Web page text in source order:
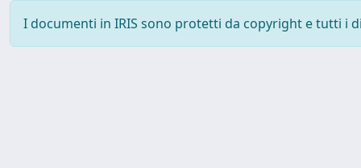
I documenti in IRIS sono protetti da copyright e tutti i